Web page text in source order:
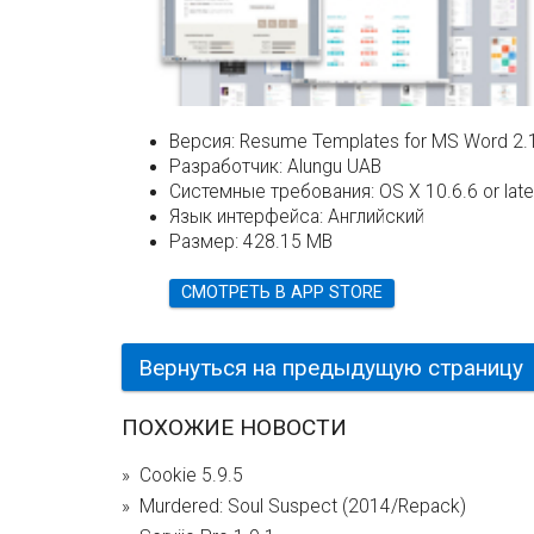
Версия: Resume Templates for MS Word
Разработчик: Alungu UAB
Системные требования: OS X 10.6.6 or
Язык интерфейса: Английский
Размер: 428.15 MB
СМОТРЕТЬ В APP STORE
Вернуться на предыдущую страницу
ПОХОЖИЕ НОВОСТИ
Cookie 5.9.5
Murdered: Soul Suspect (2014/Repack)